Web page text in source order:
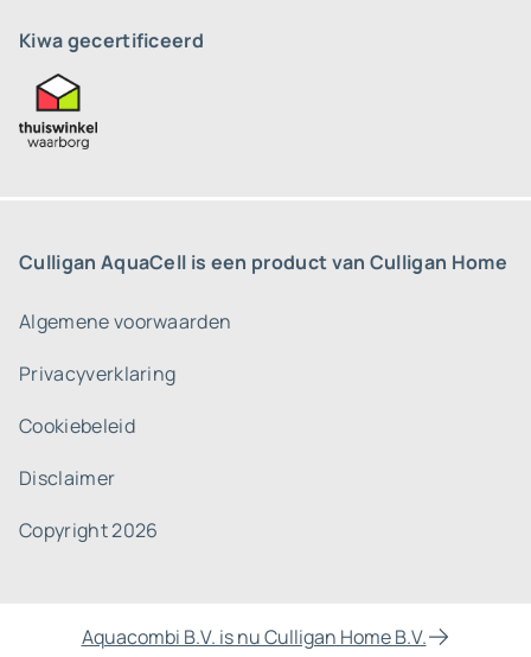
Kiwa gecertificeerd
Culligan AquaCell is een product van Culligan Home
Algemene voorwaarden
Privacyverklaring
Cookiebeleid
Disclaimer
Copyright 2026
Aquacombi B.V. is nu Culligan Home B.V.